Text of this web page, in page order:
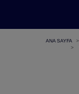
ANA SAYFA